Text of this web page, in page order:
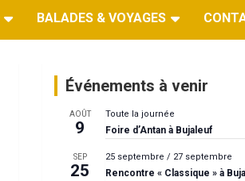
BALADES & VOYAGES
Événements à venir
AOÛT
9
Toute la journée
Foire d’Antan à Bujaleuf
SEP
25
25 septembre / 27 septembre
Rencontre « Classique » à